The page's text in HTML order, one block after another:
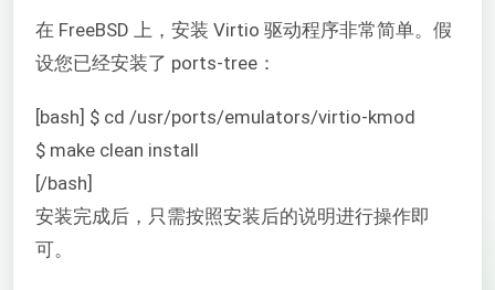
在 FreeBSD 上，安装 Virtio 驱动程序非常简单。假
设您已经安装了 ports-tree：
[bash] $ cd /usr/ports/emulators/virtio-kmod
$ make clean install
[/bash]
安装完成后，只需按照安装后的说明进行操作即
可。